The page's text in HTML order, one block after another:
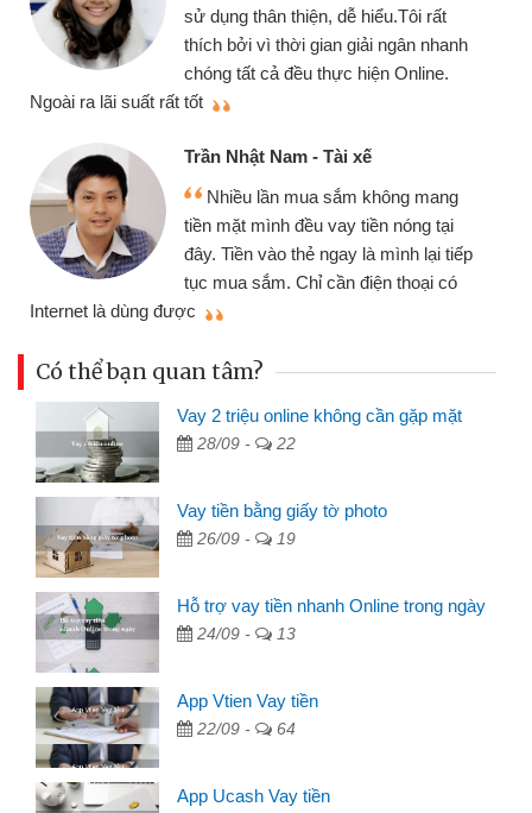
sử dụng thân thiện, dễ hiểu.Tôi rất
thích bởi vì thời gian giải ngân nhanh
chóng tất cả đều thực hiện Online.
Ngoài ra lãi suất rất tốt
Trần Nhật Nam - Tài xế
Nhiều lần mua sắm không mang
tiền mặt mình đều vay tiền nóng tại
đây. Tiền vào thẻ ngay là mình lại tiếp
tục mua sắm. Chỉ cần điện thoại có
Internet là dùng được
Có thể bạn quan tâm?
Vay 2 triệu online không cần gặp mặt
28/09 - 22
Vay tiền bằng giấy tờ photo
26/09 - 19
Hỗ trợ vay tiền nhanh Online trong ngày
24/09 - 13
App Vtien Vay tiền
22/09 - 64
App Ucash Vay tiền